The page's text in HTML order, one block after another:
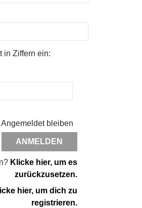
in Ziffern ein:
Angemeldet bleiben
Klicke hier, um es
zurückzusetzen.
hier, um dich zu
registrieren.